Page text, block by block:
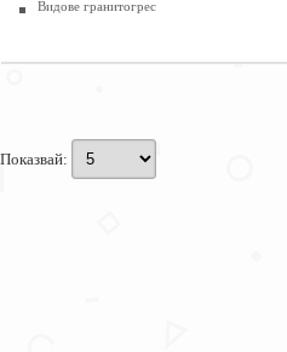
Видове гранитогрес
Показвай: